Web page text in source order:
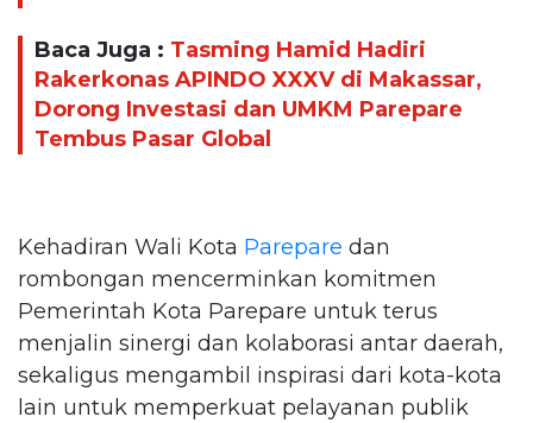
Baca Juga : Tasming Hamid Hadiri
Rakerkonas APINDO XXXV di Makassar,
Dorong Investasi dan UMKM Parepare
Tembus Pasar Global
Kehadiran Wali Kota Parepare dan
rombongan mencerminkan komitmen
Pemerintah Kota Parepare untuk terus
menjalin sinergi dan kolaborasi antar daerah,
sekaligus mengambil inspirasi dari kota-kota
lain untuk memperkuat pelayanan publik